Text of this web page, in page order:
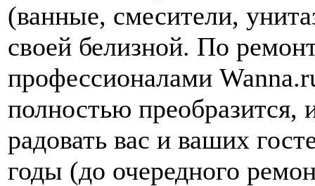
(ванные, смесители,
своей белизной. По
профессионалами
полностью преобразится,
радовать вас и ваших
годы (до очередного